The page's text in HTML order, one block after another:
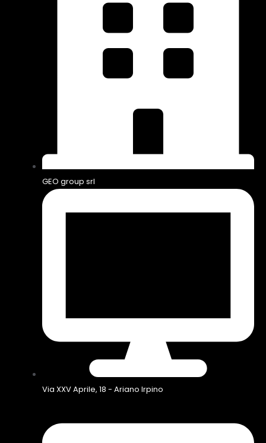
GEO group srl
Via XXV Aprile, 18 - Ariano Irpino